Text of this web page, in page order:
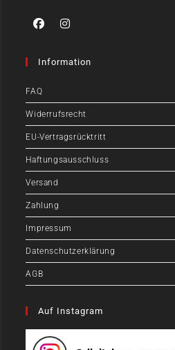
Information
FAQ
Widerrufsrecht
EU-Vertragsrücktritt
Haftungsausschluss
Versand
Zahlung
Impressum
Datenschutzerklärung
AGB
Auf Instagram